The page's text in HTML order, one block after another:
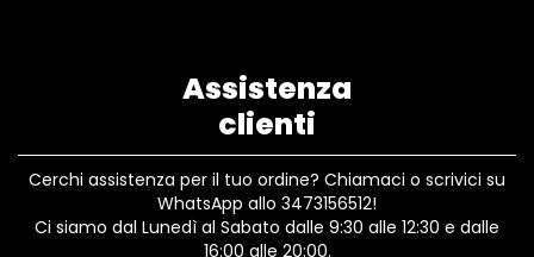
Assistenza
clienti
Cerchi assistenza per il tuo ordine? Chiamaci o scrivici su
WhatsApp allo 3473156512!
Ci siamo dal Lunedì al Sabato dalle 9:30 alle 12:30 e dalle
16:00 alle 20:00.